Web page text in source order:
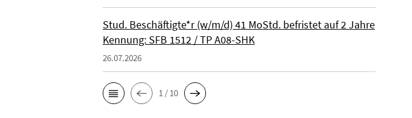
Stud. Beschäftigte*r (w/m/d) 41 MoStd. befristet auf 2 Jahre
Kennung: SFB 1512 / TP A08-SHK
26.07.2026
1 / 10